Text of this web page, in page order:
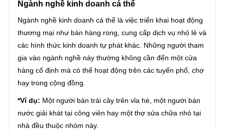
Ngành nghề kinh doanh cá thể
Ngành nghề kinh doanh cá thể là việc triển khai hoạt động
thương mại như bán hàng rong, cung cấp dịch vụ nhỏ lẻ và
các hình thức kinh doanh tự phát khác. Những người tham
gia vào ngành nghề này thường không cần đến một cửa
hàng cố định mà có thể hoạt động trên các tuyến phố, chợ
hay trong cộng đồng.
*Ví dụ: Một người bán trái cây trên vỉa hè, một người bán
nước giải khát tại công viên hay một thợ sửa chữa nhỏ tại
nhà đều thuộc nhóm này.